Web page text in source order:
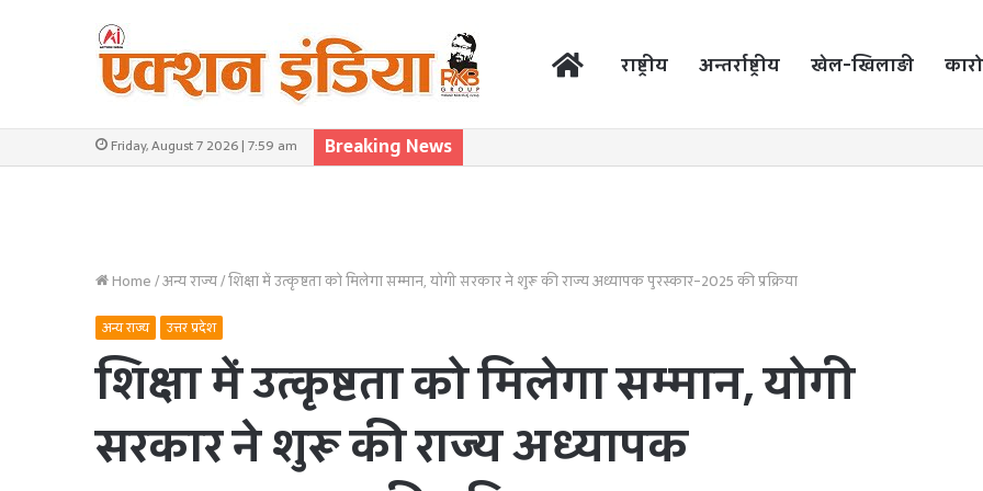
राष्ट्रीय अन्तर्राष्ट्रीय खेल-खिलाड़ी
Friday, August 7 2026 | 7:59 am Breaking News
Home/अन्य राज्य/शिक्षा में उत्कृष्टता को मिलेगा सम्मान, योगी सरकार ने शुरू की राज्य अध्यापक पुरस्कार-2025 की प्रक्रिया
अन्य राज्य उत्तर प्रदेश
शिक्षा में उत्कृष्टता को मिलेगा सम्मान, योगी
सरकार ने शुरू की राज्य अध्यापक